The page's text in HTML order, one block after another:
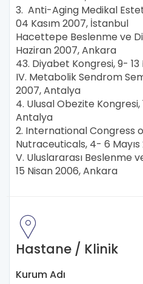
3. Anti-Aging Medikal
04 Kasım 2007, İstanbul
Hacettepe Beslenme ve
Haziran 2007, Ankara
43. Diyabet Kongresi, 9-
IV. Metabolik Sendrom
2007, Antalya
4. Ulusal Obezite Kongresi,
Antalya
2. International Congress
Nutraceuticals, 4- 6
V. Uluslararası Beslenme
15 Nisan 2006, Ankara
Hastane / Klinik
Kurum Adı